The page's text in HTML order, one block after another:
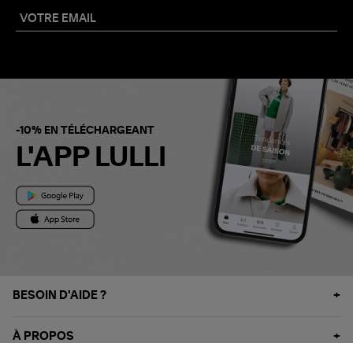
-10% EN TÉLÉCHARGEANT
L'APP LULLI
BESOIN D'AIDE ?
À PROPOS